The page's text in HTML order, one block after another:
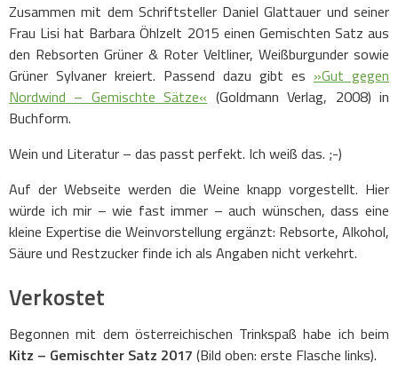
Zusammen mit dem Schriftsteller Daniel Glattauer und seiner
Frau Lisi hat Barbara Öhlzelt 2015 einen Gemischten Satz aus
den Rebsorten Grüner & Roter Veltliner, Weißburgunder sowie
Grüner Sylvaner kreiert. Passend dazu gibt es »Gut gegen
Nordwind – Gemischte Sätze« (Goldmann Verlag, 2008) in
Buchform.
Wein und Literatur – das passt perfekt. Ich weiß das. ;-)
Auf der Webseite werden die Weine knapp vorgestellt. Hier
würde ich mir – wie fast immer – auch wünschen, dass eine
kleine Expertise die Weinvorstellung ergänzt: Rebsorte, Alkohol,
Säure und Restzucker finde ich als Angaben nicht verkehrt.
Verkostet
Begonnen mit dem österreichischen Trinkspaß habe ich beim
Kitz – Gemischter Satz 2017 (Bild oben: erste Flasche links).